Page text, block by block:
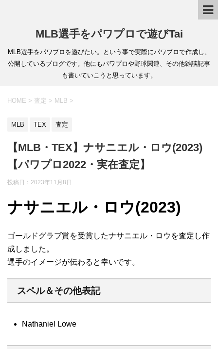
MLB選手をパワプロで遊びTai
MLB選手をパワプロを遊びたい。という事で実際にパワプロで作成し、
公開しているブログです。他にもパワプロや野球関連、その他雑談記事
も書いていこうと思っています。
HOME > 査定 > MLB >
MLB TEX 査定
【MLB・TEX】ナサニエル・ロウ(2023)
【パワプロ2022・実在査定】
投稿日： 2023年11月8日
ナサニエル・ロウ(2023)
ゴールドグラブ賞を受賞したナサニエル・ロウを査定し作
成しました。
選手のイメージが伝わると幸いです。
スペル＆その他表記
Nathaniel Lowe